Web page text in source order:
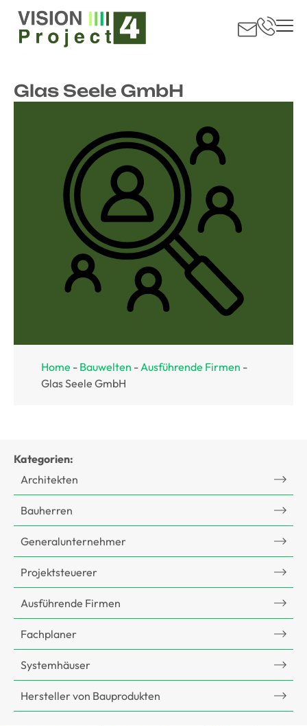
Glas Seele GmbH
Home - Bauwelten -Ausführende Firmen -
Glas Seele GmbH
Kategorien:
Architekten
Bauherren
Generalunternehmer
Projektsteuerer
Ausführende Firmen
Fachplaner
Systemhäuser
Hersteller von Bauprodukten